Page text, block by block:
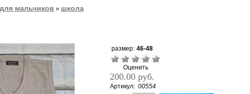
мальчиков » школа
размер: 46-48
Оценить
200.00 руб.
Артикул: 00554